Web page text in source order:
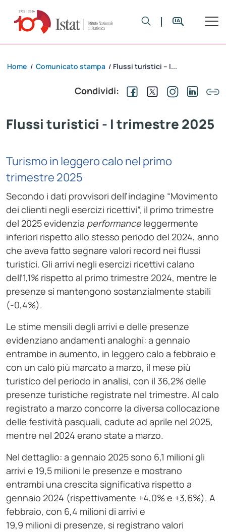
Home / Comunicato stampa / Flussi turistici – I...
Condividi:
Flussi turistici - I trimestre 2025
Turismo in leggero calo nel primo
trimestre 2025
Secondo i dati provvisori dell’indagine “Movimento
dei clienti negli esercizi ricettivi”, il primo trimestre
del 2025 evidenzia performanceleggermente
inferiori rispetto allo stesso periodo del 2024, anno
che aveva fatto segnare valori record nei flussi
turistici. Gli arrivi negli esercizi ricettivi calano
dell’1,1% rispetto al primo trimestre 2024, mentre le
presenze si mantengono sostanzialmente stabili
(-0,4%).
Le stime mensili degli arrivi e delle presenze
evidenziano andamenti analoghi: a gennaio
entrambe in aumento, in leggero calo a febbraio e
con un calo più marcato a marzo, il mese più
turistico del periodo in analisi, con il 36,2% delle
presenze turistiche registrate nel trimestre. Al calo
registrato a marzo concorre la diversa collocazione
delle festività pasquali, cadute ad aprile nel 2025,
mentre nel 2024 erano state a marzo.
Nel dettaglio: a gennaio 2025 sono 6,1 milioni gli
arrivi e 19,5 milioni le presenze e mostrano
entrambi una crescita significativa rispetto a
gennaio 2024 (rispettivamente +4,0% e +3,6%). A
febbraio, con 6,4 milioni di arrivi e
19,9 milioni di presenze, si registrano valori